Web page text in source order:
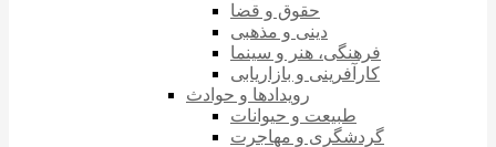
حقوق و قضا
دینی و مذهبی
فرهنگی، هنر و سینما
کارآفرینی و بازاریابی
رویدادها و حوادث
طبیعت و حیوانات
گردشگری و مهاجرت